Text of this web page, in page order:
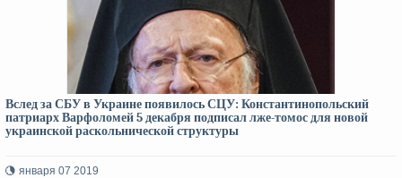
Вслед за СБУ в Украине появилось СЦУ: Константинопольский
патриарх Варфоломей 5 декабря подписал лже-томос для новой
украинской раскольнической структуры
января 07 2019